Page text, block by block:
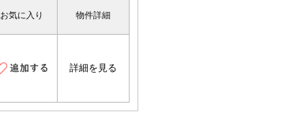
お気に入り 物件詳細
詳細を見る